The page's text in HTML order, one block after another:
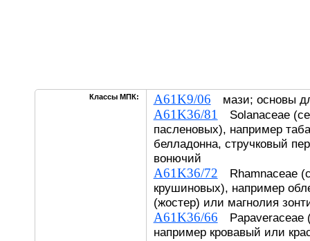
Классы МПК: A61K9/06 мази; основы
A61K36/81
Solanaceae
пасленовых), например
белладонна, стручковый
вонючий
A61K36/72 Rhamnaceae
крушиновых), например
(жостер) или магнолия
A61K36/66 Papaveraceae
например кровавый или